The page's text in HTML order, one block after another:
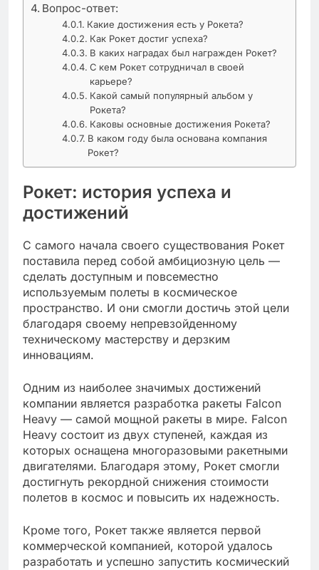
Вопрос-ответ:
Какие достижения есть у Рокета?
Как Рокет достиг успеха?
В каких наградах был награжден Рокет?
С кем Рокет сотрудничал в своей
карьере?
Какой самый популярный альбом у
Рокета?
Каковы основные достижения Рокета?
В каком году была основана компания
Рокет?
Рокет: история успеха и
достижений
С самого начала своего существования Рокет
поставила перед собой амбициозную цель —
сделать доступным и повсеместно
используемым полеты в космическое
пространство. И они смогли достичь этой цели
благодаря своему непревзойденному
техническому мастерству и дерзким
инновациям.
Одним из наиболее значимых достижений
компании является разработка ракеты Falcon
Heavy — самой мощной ракеты в мире. Falcon
Heavy состоит из двух ступеней, каждая из
которых оснащена многоразовыми ракетными
двигателями. Благодаря этому, Рокет смогли
достигнуть рекордной снижения стоимости
полетов в космос и повысить их надежность.
Кроме того, Рокет также является первой
коммерческой компанией, которой удалось
разработать и успешно запустить космический